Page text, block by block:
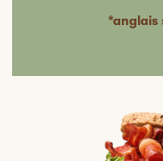
*anglais